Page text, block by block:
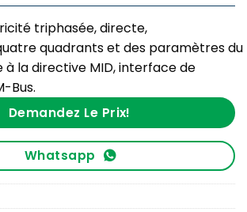
triphasée, directe,
quadrants et des paramètres du
à la directive MID, interface de
Bus.
Demandez Le Prix!
Whatsapp